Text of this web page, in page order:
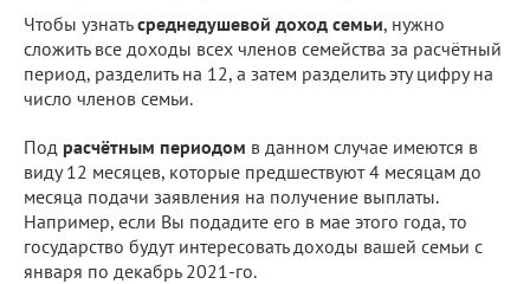
Чтобы узнатьсреднедушевой доход семьи, нужно
сложить все доходы всех членов семейства за расчётный
период, разделить на 12, а затем разделить эту цифру на
число членов семьи.
Под расчётным периодом в данном случае имеются в
виду 12 месяцев, которые предшествуют 4 месяцам до
месяца подачи заявления на получение выплаты.
Например, если Вы подадите его в мае этого года, то
государство будут интересовать доходы вашей семьи с
января по декабрь 2021-го.